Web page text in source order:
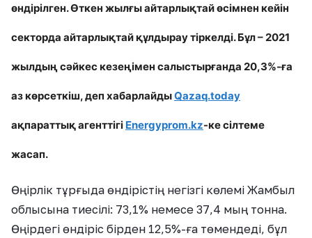
өндірілген. Өткен жылғы айтарлықтай өсімнен кейін
секторда айтарлықтай құлдырау тіркелді. Бұл – 2021
жылдың сәйкес кезеңімен салыстырғанда 20,3%-ға
аз көрсеткіш, деп хабарлайдыQazaq.today
ақпараттық агенттігі Еnergyprom.kz-ке сілтеме
жасап.
Өңірлік тұрғыда өндірістің негізгі көлемі Жамбыл
облысына тиесілі: 73,1% немесе 37,4 мың тонна.
Өңірдегі өндіріс бірден 12,5%-ға төмендеді, бұл